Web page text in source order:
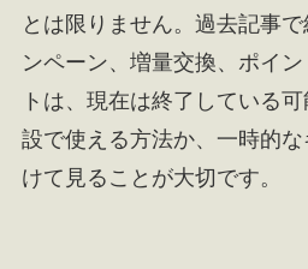
とは限りません。過去記事
ンペーン、増量交換、ポイ
トは、現在は終了している
設で使える方法か、一時的
けて見ることが大切です。